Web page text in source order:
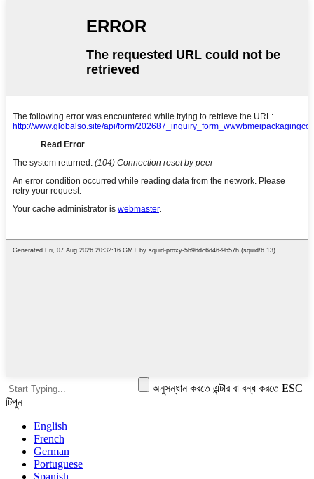
অনুসন্ধান করতে এন্টার বা বন্ধ করতে ESC
টিপুন
English
French
German
Portuguese